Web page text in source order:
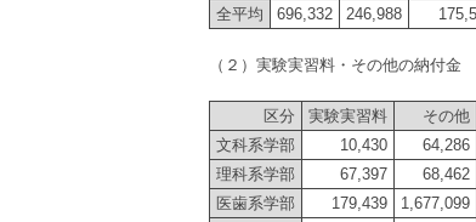
全平均
696,332 246,988
（２）実験実習料・その他の納付金
区分 実験実習料 その他
文科系学部
10,430 64,286
理科系学部
67,397 68,462
医歯系学部
179,439 1,677,099